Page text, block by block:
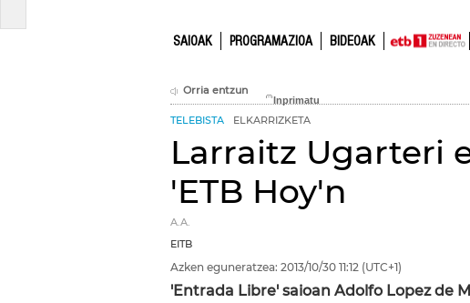
SAIOAK PROGRAMAZIOA BIDEOAK
Orria entzun
TELEBISTA ELKARRIZKETA
Larraitz Ugarteri
'ETB Hoy'n
A.A.
EITB
Azken eguneratzea: 2013/10/30 11:12 (UTC+1)
'Entrada Libre' saioan Adolfo Lopez de